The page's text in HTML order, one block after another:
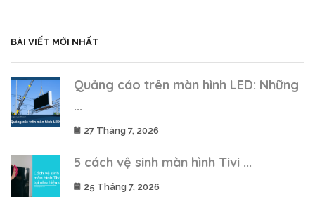
BÀI VIẾT MỚI NHẤT
Quảng cáo trên màn hình LED: Những
...
27 Tháng 7, 2026
5 cách vệ sinh màn hình Tivi ...
25 Tháng 7, 2026